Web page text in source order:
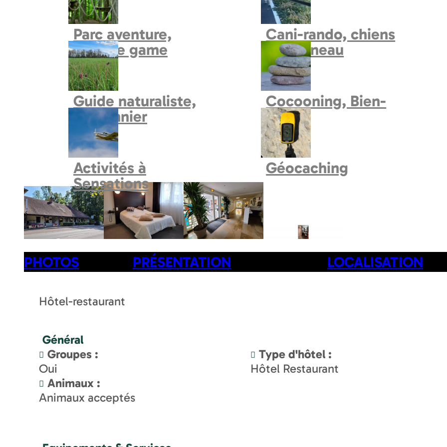
Circuits en voiture
Parc aventure,
explore game
Cani-rando, chiens
de traineau
Guide naturaliste,
fauconnier
Cocooning, Bien-
Etre
Activités à
Sensations
Géocaching
Prev Next
PHOTOS PRÉSENTATION LOCALISATION
Hôtel-restaurant
Général
Groupes :
Oui
Animaux :
Animaux acceptés
Type d'hôtel :
Hôtel Restaurant